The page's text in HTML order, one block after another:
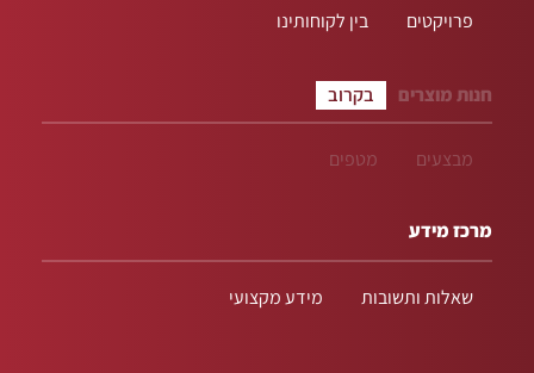
פרויקטים בין לקוחותינו
חנות מוצרים בקרוב
מבצעים מטפים
מרכז מידע
שאלות ותשובות מידע מקצועי